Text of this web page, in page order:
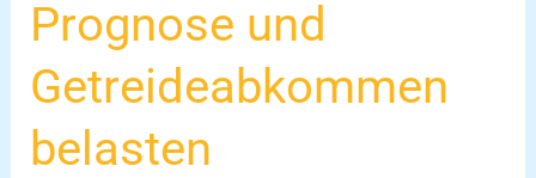
Prognose und
Getreideabkommen
belasten